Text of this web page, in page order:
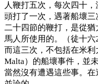
人鞭打五次，每次四十
頭打了一次，遇著船壞三
二十四節的鞭打，是從
馬人所使用的。（徒十六
而這三次，不包括在米利
Malta）的船壞事件，並
當然沒有遭遇這些事。